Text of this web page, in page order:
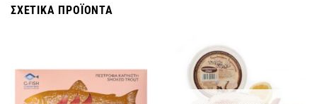
ΣΧΕΤΙΚΆ ΠΡΟΪΌΝΤΑ